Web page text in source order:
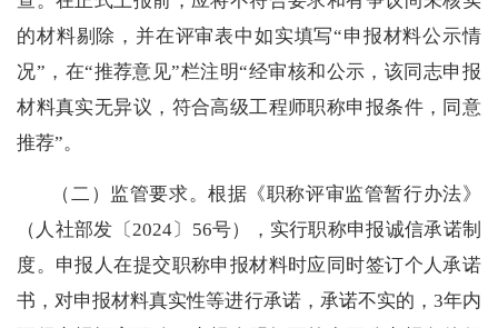
的材料剔除， 并在评审表中如实填写“申报材料公示情
况”，在“推荐意见”栏注明“经审核和公示，该同志申报
材料真实无异议，符合高级工程师职称申报条件，同意
推荐”。
（二） 监管要求。根据《职称评审监管暂行办法》
（人社部发 〔2024〕 56号），实行职称申报诚信承诺制
度。申报人在提交职称申报材料时应同时签订个人承诺
书，对申报材料真实性等进行承诺，承诺不实的，3年内